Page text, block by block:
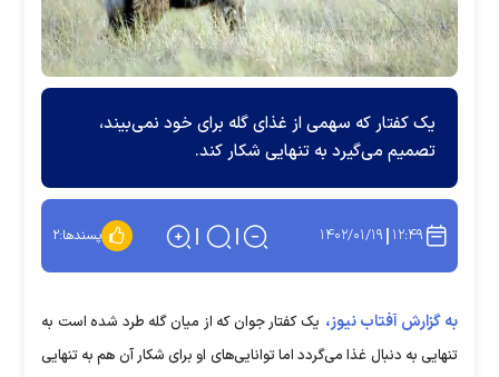
یک کفتار که سهمی از غذای گله برای خود نمی‌بیند،
تصمیم می‌گیرد به تنهایی شکار کند.
۱۲:۴۹ ۱۴۰۲/۰۱/۱۹ پسندها:۲
به گزارش آفتاب نیوز، یک کفتار جوان که از میان گله طرد شده است به
تنهایی به دنبال غذا می‌گردد اما توانایی‌های او برای شکار آن هم به تنهایی